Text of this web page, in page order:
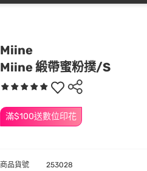
Miine
Miine 緞帶蜜粉撲/S
滿$100送數位印花
商品貨號 253028